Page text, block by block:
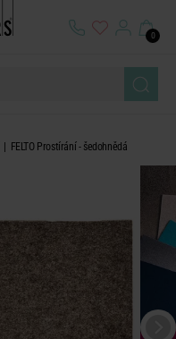
0
FELTO Prostírání - šedohnědá